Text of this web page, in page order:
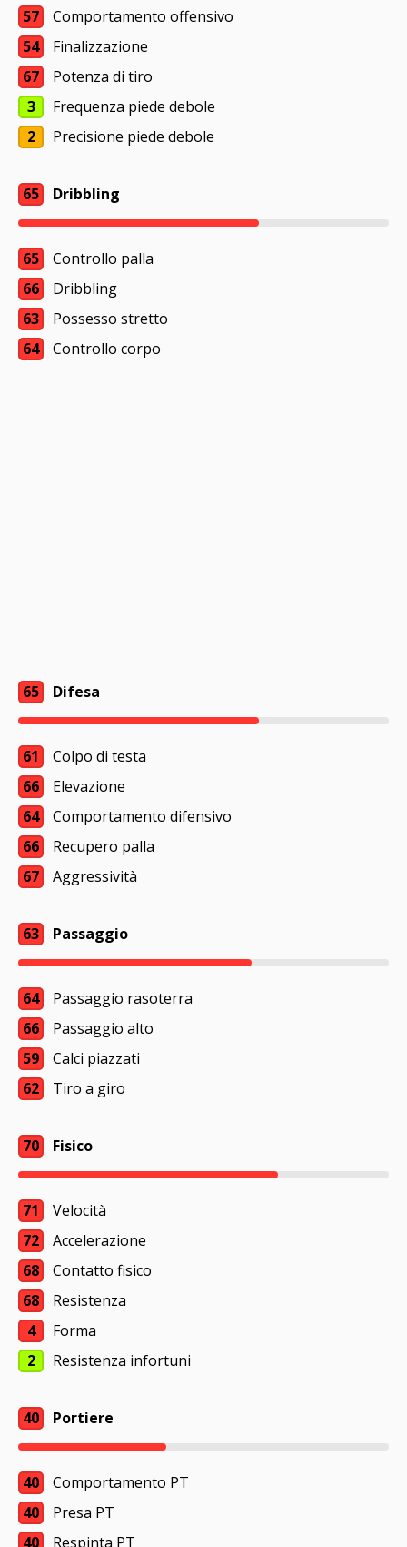
57
Comportamento offensivo
54
Finalizzazione
67
Potenza di tiro
3
Frequenza piede debole
2
Precisione piede debole
65 Dribbling
65
Controllo palla
66
Dribbling
63
Possesso stretto
64
Controllo corpo
65 Difesa
61
Colpo di testa
66
Elevazione
64
Comportamento difensivo
66
Recupero palla
67
Aggressività
63 Passaggio
64
Passaggio rasoterra
66
Passaggio alto
59
Calci piazzati
62
Tiro a giro
70 Fisico
71
Velocità
72
Accelerazione
68
Contatto fisico
68
Resistenza
4
Forma
2
Resistenza infortuni
40 Portiere
40
Comportamento PT
40
Presa PT
40
Respinta PT